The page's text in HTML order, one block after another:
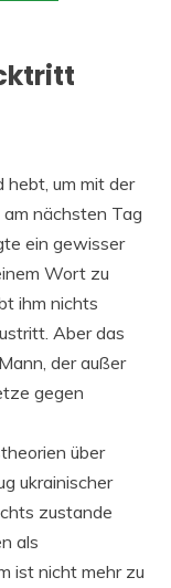
hebt, um mit der
nächsten Tag
ein gewisser
Wort zu
ihm nichts
Aber das
der außer
gegen
über
ukrainischer
zustande
als
ist nicht mehr zu